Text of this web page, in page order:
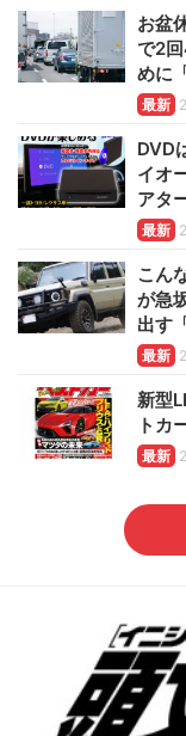
お盆
で2
めに
最新
DVD
イオ
アタ
最新
こん
が急
出す
最新
新型
トカ
最新